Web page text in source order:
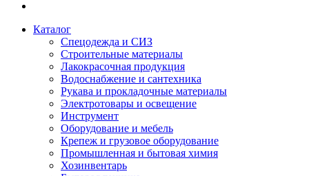
Каталог
Спецодежда и СИЗ
Строительные материалы
Лакокрасочная продукция
Водоснабжение и сантехника
Рукава и прокладочные материалы
Электротовары и освещение
Инструмент
Оборудование и мебель
Крепеж и грузовое оборудование
Промышленная и бытовая химия
Хозинвентарь